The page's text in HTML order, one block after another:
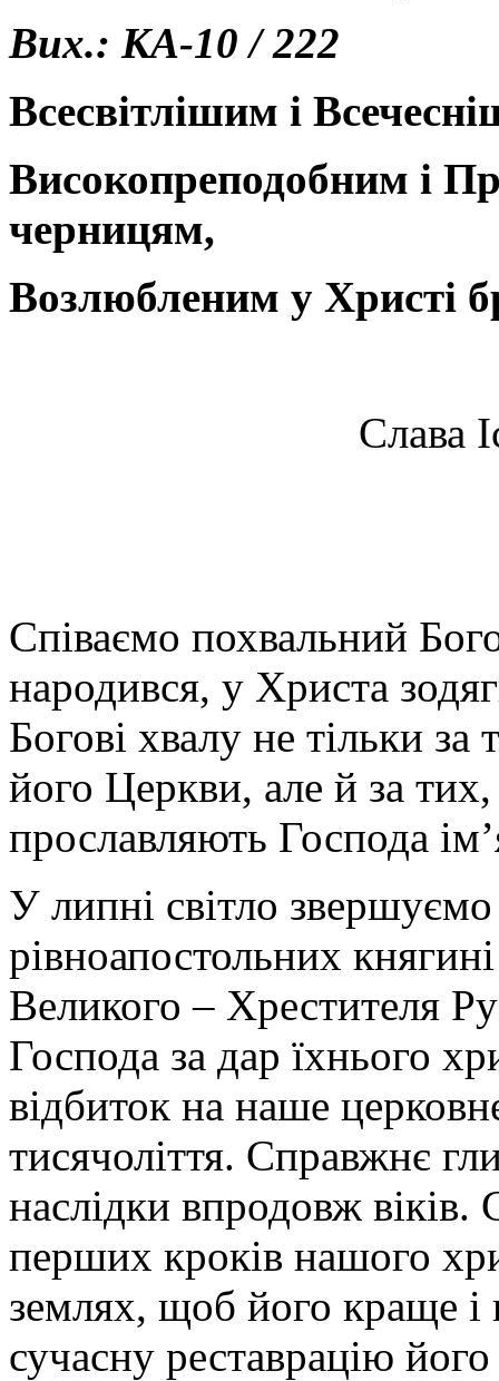
Вих.: КА-10 / 222
Всесвітлішим і
Високопреподобним і
черницям,
Возлюбленим у Христі
Слава
Співаємо похвальний
народився, у Христа
Богові хвалу не тільки
його Церкви, але й за тих,
прославляють Господа
У липні світло
рівноапостольних
Великого – Хрестителя
Господа за дар їхнього
відбиток на наше
тисячоліття. Справжнє
наслідки впродовж
перших кроків нашого
землях, щоб його краще і
сучасну реставрацію